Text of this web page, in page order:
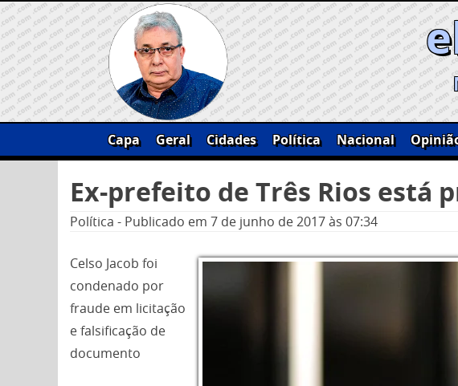
Skip
to
content
Capa Geral Cidades Política Nacional
por:
Ex-prefeito de Três Rios está
Política - Publicado em 7 de junho de 2017às 07:34
Celso Jacob foi
condenado por
fraude em licitação
e falsificação de
documento